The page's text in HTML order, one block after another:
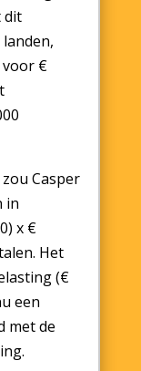
dit
voor €
Casper
in
x €
Het
(€
een
met de